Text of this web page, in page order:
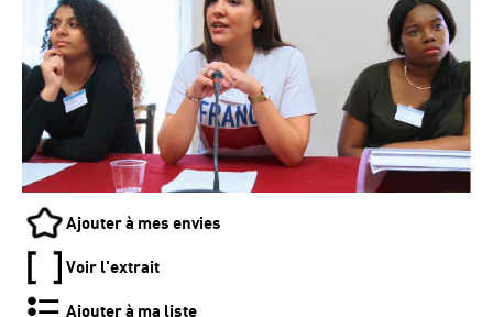
Ajouter à mes envies
Voir l'extrait
Ajouter à ma liste